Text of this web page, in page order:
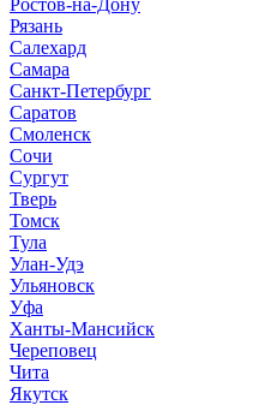
Ростов-на-Дону
Рязань
Салехард
Самара
Санкт-Петербург
Саратов
Смоленск
Сочи
Сургут
Тверь
Томск
Тула
Улан-Удэ
Ульяновск
Уфа
Ханты-Мансийск
Череповец
Чита
Якутск